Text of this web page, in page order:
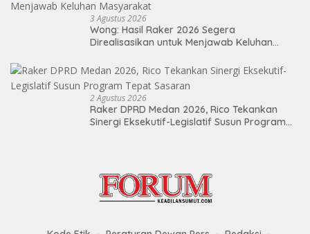
3 Agustus 2026
Wong: Hasil Raker 2026 Segera
Direalisasikan untuk Menjawab Keluhan
2 Agustus 2026
Raker DPRD Medan 2026, Rico Tekankan
Sinergi Eksekutif-Legislatif Susun Program